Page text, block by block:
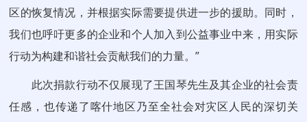
区的恢复情况，并根据实际需要提供进一步的援助。同时，
我们也呼吁更多的企业和个人加入到公益事业中来，用实际
行动为构建和谐社会贡献我们的力量。”
此次捐款行动不仅展现了王国琴先生及其企业的社会责
任感，也传递了喀什地区乃至全社会对灾区人民的深切关